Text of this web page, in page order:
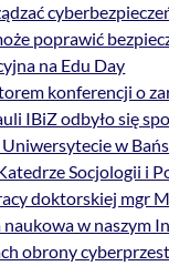
poprawić
na Edu Day
konferencji o
IBiZ odbyło się
w
Socjologii i
doktorskiej mgr
w naszym
obrony